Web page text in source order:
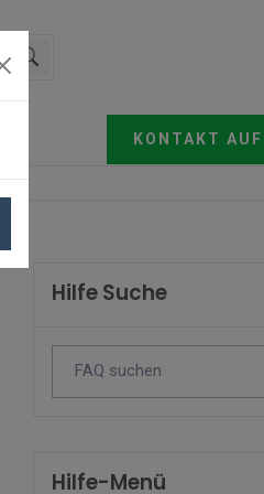
KONTAKT
Hilfe Suche
Hilfe-Menü